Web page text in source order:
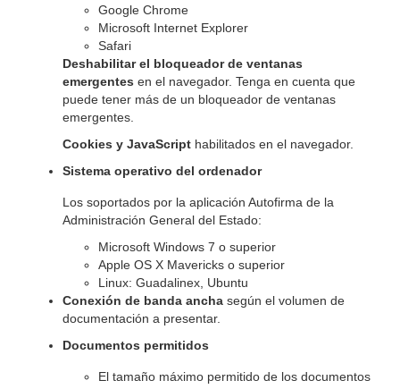
Google Chrome
Microsoft Internet Explorer
Safari
Deshabilitar el bloqueador de ventanas
emergentes en el navegador. Tenga en cuenta que
puede tener más de un bloqueador de ventanas
emergentes.
Cookies y JavaScript habilitados en el navegador.
Sistema operativo del ordenador
Los soportados por la aplicación Autofirma de la
Administración General del Estado:
Microsoft Windows 7 o superior
Apple OS X Mavericks o superior
Linux: Guadalinex, Ubuntu
Conexión de banda ancha según el volumen de
documentación a presentar.
Documentos permitidos
El tamaño máximo permitido de los documentos